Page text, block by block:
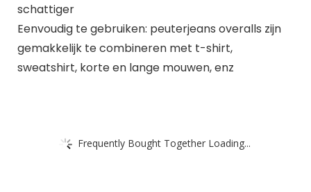
schattiger
Eenvoudig te gebruiken: peuterjeans overalls zijn
gemakkelijk te combineren met t-shirt,
sweatshirt, korte en lange mouwen, enz
Frequently Bought Together Loading...